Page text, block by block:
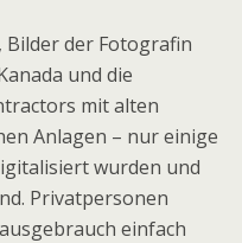
Bilder der Fotografin
und die
mit alten
Anlagen – nur einige
wurden und
Privatpersonen
einfach